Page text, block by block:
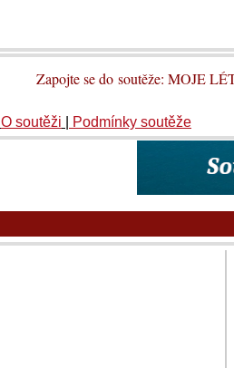
Zapojte se do soutěže: MOJE
O soutěži Podmínky soutěže